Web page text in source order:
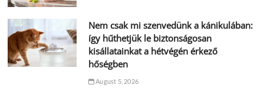
Nem csak mi szenvedünk a kánikulában:
így hűthetjük le biztonságosan
kisállatainkat a hétvégén érkező
hőségben
August 5, 2026